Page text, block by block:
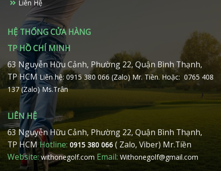
phẩm
Liên Hệ
HỆ THỐNG CỬA HÀNG
TP HỒ CHÍ MINH
63 Nguyễn Hữu Cảnh, Phường 22, Quận Bình Thạnh,
TP HCMLiên hệ: 0915 380 066 (Zalo) Mr. Tiền. Hoặc: 0765 408
137 (Zalo) Ms.Trân
LIÊN HỆ
63 Nguyễn Hữu Cảnh, Phường 22, Quận Bình Thạnh,
TP HCMHotline: 0915 380 066 ( Zalo, Viber) Mr.Tiền
Website:withonegolf.com Email: Withonegolf@gmail.com